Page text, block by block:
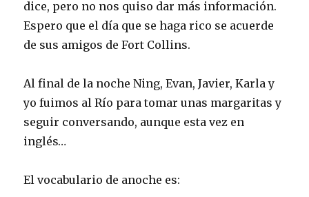
dice, pero no nos quiso dar más información.
Espero que el día que se haga rico se acuerde
de sus amigos de Fort Collins.
Al final de la noche Ning, Evan, Javier, Karla y
yo fuimos al Río para tomar unas margaritas y
seguir conversando, aunque esta vez en
inglés…
El vocabulario de anoche es: